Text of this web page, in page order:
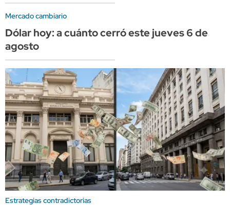
Mercado cambiario
Dólar hoy: a cuánto cerró este jueves 6 de
agosto
Estrategias contradictorias